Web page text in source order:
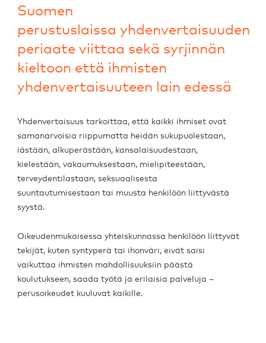
Suomen
perustuslaissa yhdenvertaisuuden
periaate viittaa sekä syrjinnän
kieltoon että ihmisten
yhdenvertaisuuteen lain edessä
Yhdenvertaisuus tarkoittaa, että kaikki ihmiset ovat
samanarvoisia riippumatta heidän sukupuolestaan,
iästään, alkuperästään, kansalaisuudestaan,
kielestään, vakaumuksestaan, mielipiteestään,
terveydentilastaan, seksuaalisesta
suuntautumisestaan tai muusta henkilöön liittyvästä
syystä.
Oikeudenmukaisessa yhteiskunnassa henkilöön liittyvät
tekijät, kuten syntyperä tai ihonväri, eivät saisi
vaikuttaa ihmisten mahdollisuuksiin päästä
koulutukseen, saada työtä ja erilaisia palveluja –
perusoikeudet kuuluvat kaikille.